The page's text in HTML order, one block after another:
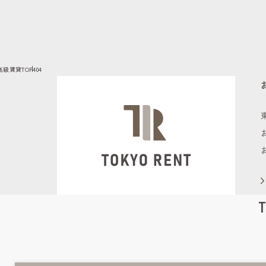
級賃貸TOP404